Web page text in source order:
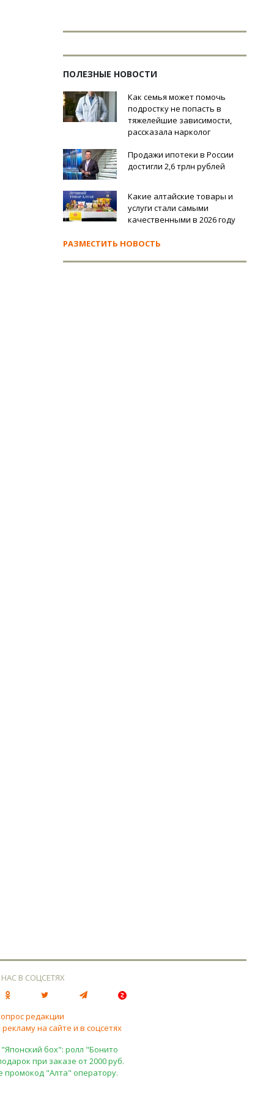
ПОЛЕЗНЫЕ НОВОСТИ
Как семья может помочь
подростку не попасть в
тяжелейшие зависимости,
рассказала нарколог
Продажи ипотеки в России
достигли 2,6 трлн рублей
Какие алтайские товары и
услуги стали самыми
качественными в 2026 году
РАЗМЕСТИТЬ НОВОСТЬ
В СОЦСЕТЯХ
редакции
на сайте и в соцсетях
бох": ролл "Бонито
при заказе от 2000 руб.
промокод "Алта" оператору.